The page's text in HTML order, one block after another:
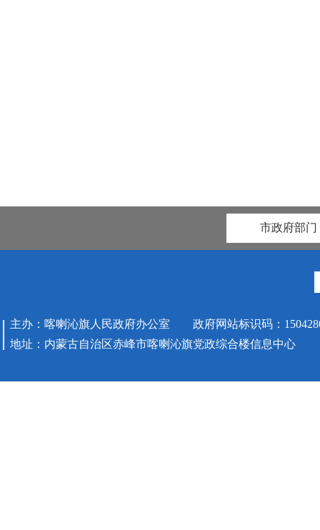
市政府部门
主办：喀喇沁旗人民政府办公室 政府网站标识码：
地址：内蒙古自治区赤峰市喀喇沁旗党政综合楼信息中心